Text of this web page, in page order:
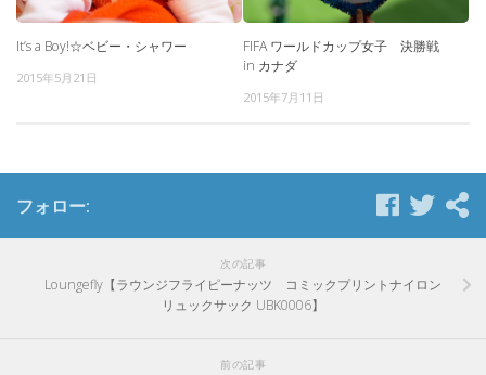
It’s a Boy!☆ベビー・シャワー
2015年5月21日
FIFA ワールドカップ女子 決勝戦
in カナダ
2015年7月11日
フォロー:
次の記事
Loungefly【ラウンジフライピーナッツ コミックプリントナイロン
リュックサック UBK0006】
前の記事